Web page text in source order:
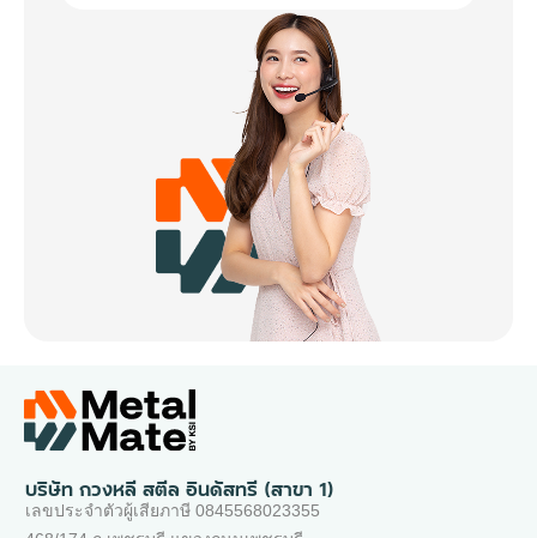
บริษัท กวงหลี สตีล อินดัสทรี (สาขา 1)
เลขประจำตัวผู้เสียภาษี 0845568023355